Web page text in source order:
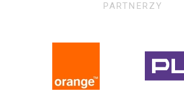
PARTNERZY